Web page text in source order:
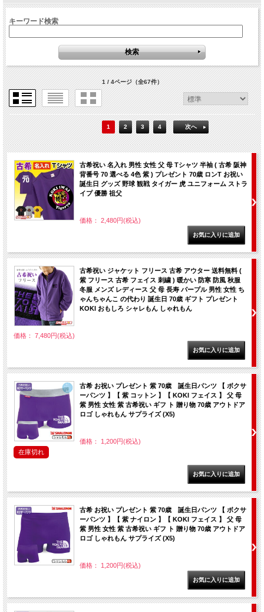
キーワード検索
1 / 4ページ（全67件）
1 2 3 4 次へ
古希祝い 名入れ 男性 女性 父 母 Tシャツ 半袖 ( 古希 阪神
背番号 70 選べる 4色 紫 ) プレゼント 70歳 ロンT お祝い
誕生日 グッズ 野球 観戦 タイガー 虎 ユニフォーム ストラ
イプ 優勝 祖父
価格： 2,480円(税込)
古希祝い ジャケット フリース 古希 アウター 送料無料 (
紫 フリース 古希 フェイス 刺繍 ) 暖かい 防寒 防風 秋服
冬服 メンズ レディース 父 母 長寿 パープル 男性 女性 ち
ゃんちゃんこ の代わり 誕生日 70歳 ギフト プレゼント
KOKI おもしろ シャレもん しゃれもん
価格： 7,480円(税込)
古希 お祝い プレゼント 紫 70歳 誕生日パンツ 【 ボクサ
ーパンツ 】【 紫 コットン 】【 KOKI フェイス 】 父 母
紫 男性 女性 紫 古希祝い ギフ ト 贈り物 70歳 アウトドア
ロゴ しゃれもん サプライズ (X5)
価格： 1,200円(税込)
在庫切れ
古希 お祝い プレゼント 紫 70歳 誕生日パンツ 【 ボクサ
ーパンツ 】【 紫 ナイロン 】【 KOKI フェイス 】 父 母
紫 男性 女性 紫 古希祝い ギフ ト 贈り物 70歳 アウトドア
ロゴ しゃれもん サプライズ (X5)
価格： 1,200円(税込)